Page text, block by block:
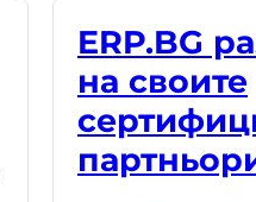
h
ERP.BG
на своите